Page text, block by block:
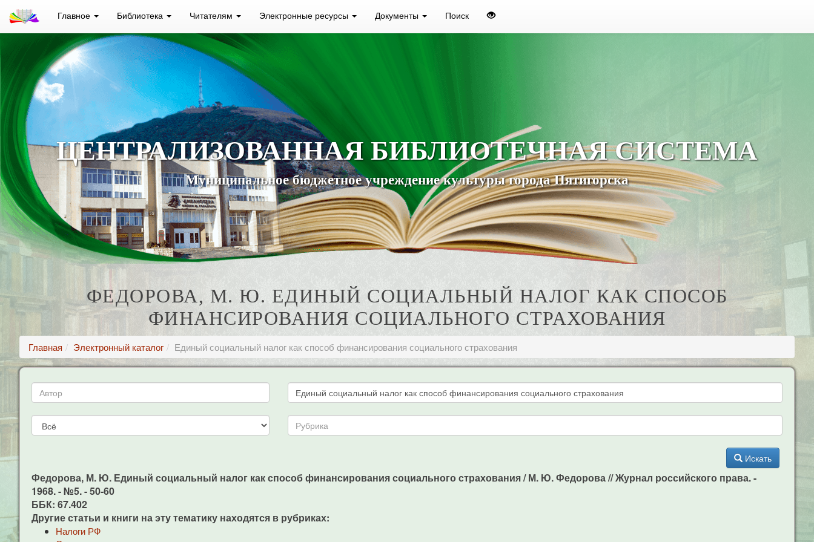
Главное Библиотека Читателям Электронные ресурсы Документы Поиск
ЦЕНТРАЛИЗОВАННАЯ БИБЛИОТЕЧНАЯ СИСТЕМА
Муниципальное бюджетное учреждение культуры города Пятигорска
ФЕДОРОВА, М. Ю. ЕДИНЫЙ СОЦИАЛЬНЫЙ НАЛОГ КАК СПОСОБ
ФИНАНСИРОВАНИЯ СОЦИАЛЬНОГО СТРАХОВАНИЯ
Главная Электронный каталог Единый социальный налог как способ финансирования социального страхования
Искать
Федорова, М. Ю. Единый социальный налог как способ финансирования социального страхования / М. Ю. Федорова // Журнал российского права. -
1968. - №5. - 50-60
ББК: 67.402
Другие статьи и книги на эту тематику находятся в рубриках:
Налоги РФ